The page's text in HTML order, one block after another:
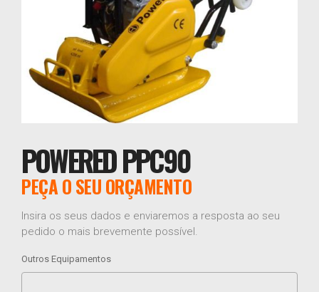
POWERED PPC90
PEÇA O SEU ORÇAMENTO
Insira os seus dados e enviaremos a resposta ao seu
pedido o mais brevemente possível.
Outros Equipamentos